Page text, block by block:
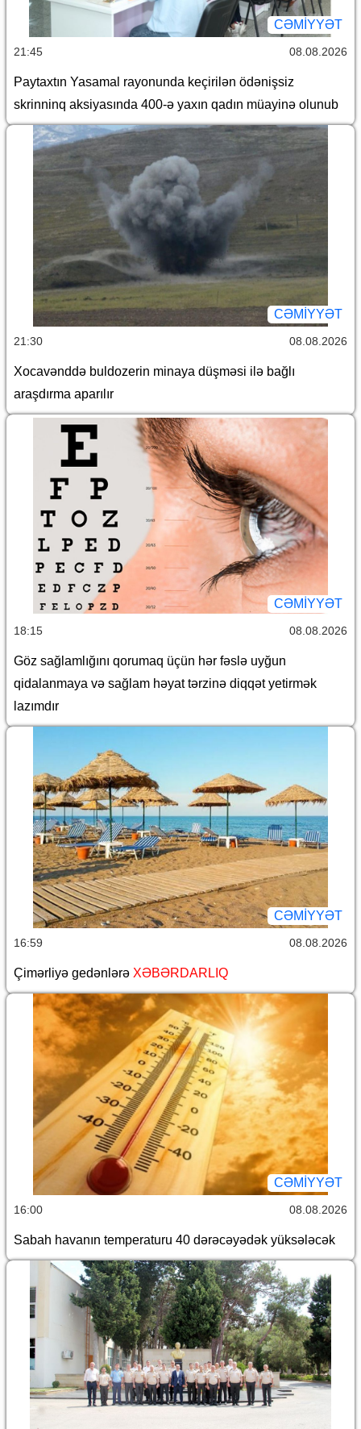
CƏMİYYƏT
21:45 08.08.2026
Paytaxtın Yasamal rayonunda keçirilən ödənişsiz
skrinninq aksiyasında 400-ə yaxın qadın müayinə olunub
CƏMİYYƏT
21:30 08.08.2026
Xocavənddə buldozerin minaya düşməsi ilə bağlı
araşdırma aparılır
CƏMİYYƏT
18:15 08.08.2026
Göz sağlamlığını qorumaq üçün hər fəslə uyğun
qidalanmaya və sağlam həyat tərzinə diqqət yetirmək
lazımdır
CƏMİYYƏT
16:59 08.08.2026
Çimərliyə gedənlərə XƏBƏRDARLIQ
CƏMİYYƏT
16:00 08.08.2026
Sabah havanın temperaturu 40 dərəcəyədək yüksələcək